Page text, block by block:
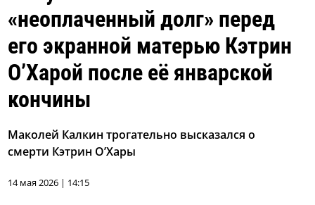
«неоплаченный долг» перед
его экранной матерью Кэтрин
О’Харой после её январской
кончины
Маколей Калкин трогательно высказался о
смерти Кэтрин О’Хары
14 мая 2026 | 14:15